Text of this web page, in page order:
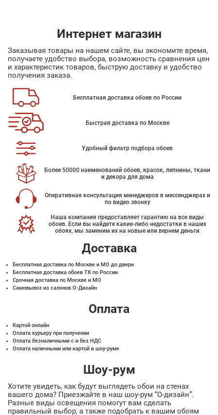
Интернет магазин
Заказывая товары на нашем сайте, вы экономите время,
получаете удобство выбора, возможность сравнения цен
и характеристик товаров, быструю доставку и удобство
получения заказа.
Бесплатная доставка обоев по России
Быстрая доставка по Москве
Удобный фильтр подбора обоев
Более 50000 наименований обоев, красок, лепнины, ткани
и декора для дома
Оперативная консультация менеджеров в мессенджерах и
по видео звонку
Наша компания предоставляет гарантию на все виды
обоев. Если вы найдете какие-либо недостатки в наших
обоях, мы заменим их на новые или вернем деньги
Доставка
Бесплатная доставка по Москве и МО до двери
Бесплатная доставка обоев ТК по России
Срочная доставка по Москве и МО
Самовывоз из салонов О-Дизайн
Оплата
Картой онлайн
Оплата курьеру при получении
Оплата безналичными с и без НДС
Оплата наличными или картой в шоу-руме
Шоу-рум
Хотите увидеть, как будут выглядеть обои на стенах
вашего дома? Приезжайте в наш шоу-рум “О-дизайн”.
Разные виды освещения помогут вам сделать
правильный выбор, а также подобрать к вашим обоям